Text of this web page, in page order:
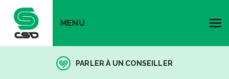
MENU
PARLER À UN CONSEILLER